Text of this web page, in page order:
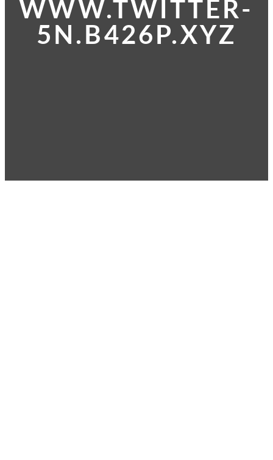
WWW.TWITTER-
5N.B426P.XYZ